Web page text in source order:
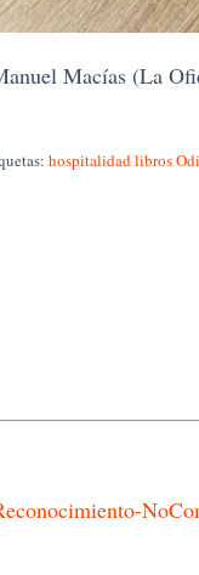
Macías (La
hospitalidadlibros